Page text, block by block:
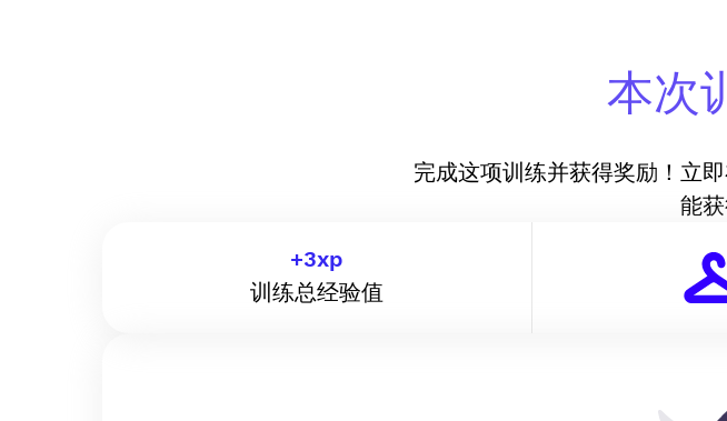
本次
完成这项训练并获得奖励！立
能获
+3xp
训练总经验值